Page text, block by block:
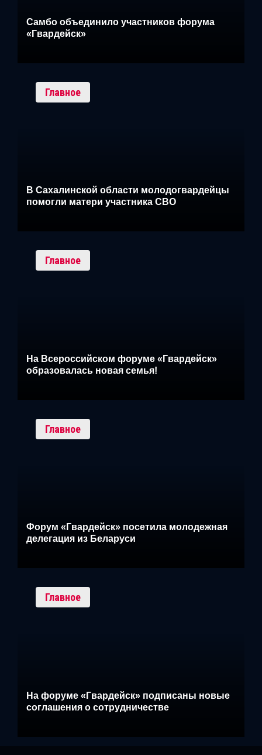
Самбо объединило участников форума
«Гвардейск»
Главное
В Сахалинской области молодогвардейцы
помогли матери участника СВО
Главное
На Всероссийском форуме «Гвардейск»
образовалась новая семья!
Главное
Форум «Гвардейск» посетила молодежная
делегация из Беларуси
Главное
На форуме «Гвардейск» подписаны новые
соглашения о сотрудничестве